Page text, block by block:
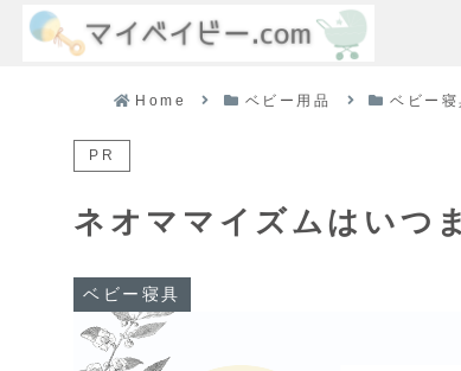
Home ベビー用品 ベビー寝
PR
ネオママイズムはいつ
ベビー寝具